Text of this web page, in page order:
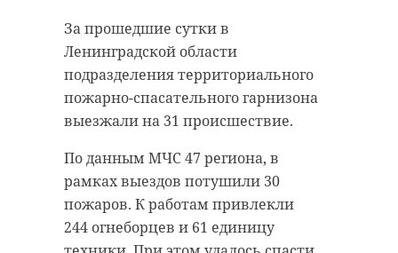
За прошедшие сутки в
Ленинградской области
подразделения территориального
пожарно-спасательного гарнизона
выезжали на 31 происшествие.
По данным МЧС 47 региона, в
рамках выездов потушили 30
пожаров. К работам привлекли
244 огнеборцев и 61 единицу
Три человека
пострадали в
лобовом ДТП под
Гостилицами
В
районе
дачный дом